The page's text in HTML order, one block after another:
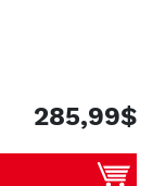
285,99$